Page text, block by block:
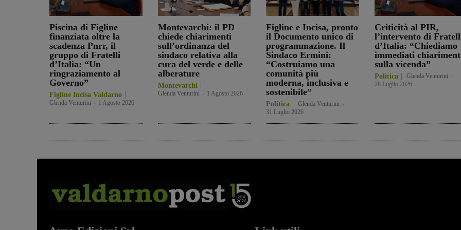
Piscina di Figline
finanziata oltre la
scadenza Pnrr, il
gruppo di Fratelli
d’Italia: “Un
ringraziamento al
Governo”
Figline Incisa Valdarno
Glenda Venturini 1 Agosto 2026
Montevarchi: il PD
chiede chiarimenti
sull’ordinanza del
sindaco relativa alla
cura del verde e delle
alberature
Montevarchi
Glenda Venturini 1 Agosto 2026
Figline e Incisa, pronto
il Documento unico di
programmazione. Il
Sindaco Ermini:
“Costruiamo una
comunità più
moderna, inclusiva e
sostenibile”
Politica Glenda Venturini
31 Luglio 2026
Criticità al PIR,
l’intervento di
d’Italia: “Chiediamo
immediati
sulla vicenda”
Politica Glenda Venturini
28 Luglio 2026